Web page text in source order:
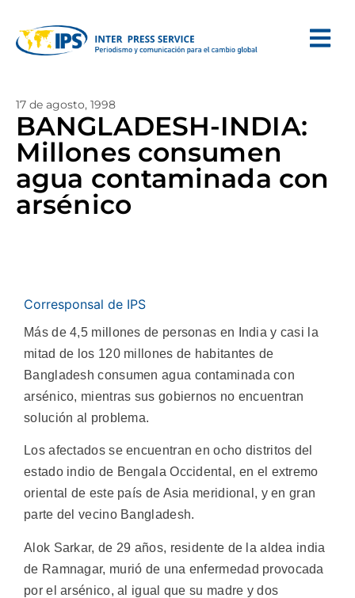
17 de agosto, 1998
BANGLADESH-INDIA:
Millones consumen
agua contaminada con
arsénico
Corresponsal de IPS
Más de 4,5 millones de personas en India y casi la
mitad de los 120 millones de habitantes de
Bangladesh consumen agua contaminada con
arsénico, mientras sus gobiernos no encuentran
solución al problema.
Los afectados se encuentran en ocho distritos del
estado indio de Bengala Occidental, en el extremo
oriental de este país de Asia meridional, y en gran
parte del vecino Bangladesh.
Alok Sarkar, de 29 años, residente de la aldea india
de Ramnagar, murió de una enfermedad provocada
por el arsénico, al igual que su madre y dos